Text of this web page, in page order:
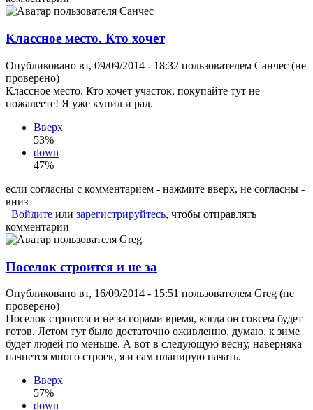
Классное место. Кто хочет
Опубликовано вт, 09/09/2014 - 18:32 пользователем Санчес (не
проверено)
Классное место. Кто хочет участок, покупайте тут не
пожалеете! Я уже купил и рад.
Вверх
53%
down
47%
если согласны с комментарием - нажмите вверх, не согласны -
вниз
Войдите или зарегистрируйтесь, чтобы отправлять
комментарии
Поселок строится и не за
Опубликовано вт, 16/09/2014 - 15:51 пользователем Greg (не
проверено)
Поселок строится и не за горами время, когда он совсем будет
готов. Летом тут было достаточно оживленно, думаю, к зиме
будет людей по меньше. А вот в следующую весну, наверняка
начнется много строек, я и сам планирую начать.
Вверх
57%
down